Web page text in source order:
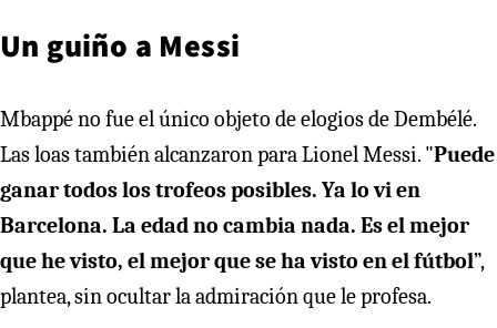
Un guiño a Messi
Mbappé no fue el único objeto de elogios de Dembélé.
Las loas también alcanzaron para Lionel Messi. "Puede
ganar todos los trofeos posibles. Ya lo vi en
Barcelona. La edad no cambia nada. Es el mejor
que he visto, el mejor que se ha visto en el fútbol”,
plantea, sin ocultar la admiración que le profesa.